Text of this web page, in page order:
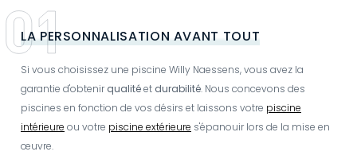
LA PERSONNALISATION AVANT TOUT
Si vous choisissez une piscine Willy Naessens, vous avez la
garantie d'obtenirqualitéet durabilité. Nous concevons des
piscines en fonction de vos désirs et laissons votre piscine
intérieure ou votre piscine extérieure s'épanouir lors de la mise en
œuvre.